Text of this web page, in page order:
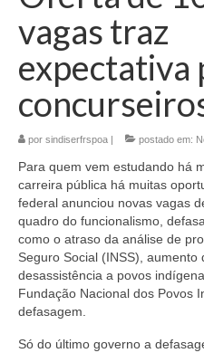
vagas traz
expectativa
por sindiserfrspoa | postado em:
Para quem vem estudando há
carreira pública há muitas
federal anunciou novas vagas
quadro do funcionalismo,
como o atraso da análise de
Seguro Social (INSS), aumento
desassistência a povos
Fundação Nacional dos Povos
defasagem.
Só do último governo a